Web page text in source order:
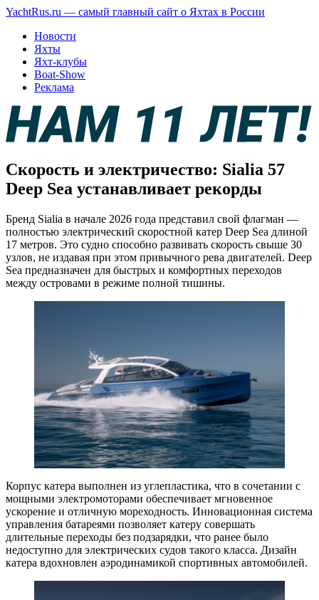
YachtRus.ru — самый главный сайт о Яхтах в России
Новости
Яхты
Яхт-клубы
Boat-Show
Реклама
Скорость и электричество: Sialia 57
Deep Sea устанавливает рекорды
Бренд Sialia в начале 2026 года представил свой флагман —
полностью электрический скоростной катер Deep Sea длиной
17 метров. Это судно способно развивать скорость свыше 30
узлов, не издавая при этом привычного рева двигателей. Deep
Sea предназначен для быстрых и комфортных переходов
между островами в режиме полной тишины.
Корпус катера выполнен из углепластика, что в сочетании с
мощными электромоторами обеспечивает мгновенное
ускорение и отличную мореходность. Инновационная система
управления батареями позволяет катеру совершать
длительные переходы без подзарядки, что ранее было
недоступно для электрических судов такого класса. Дизайн
катера вдохновлен аэродинамикой спортивных автомобилей.